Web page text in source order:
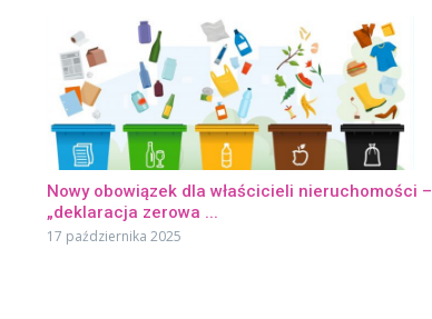
Nowy obowiązek dla właścicieli nieruchomości –
„deklaracja zerowa ...
17 października 2025